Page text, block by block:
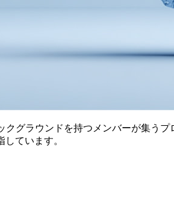
クグラウンドを持つメンバーが集う
ています。